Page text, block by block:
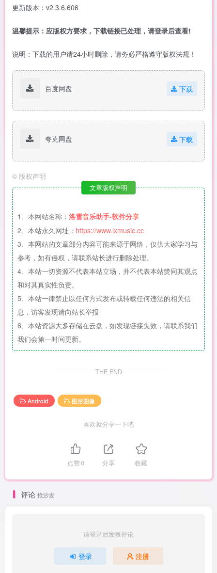
更新版本：v2.3.6.606
温馨提示：应版权方要求，下载链接已处理，请登录后查看!
说明：下载的用户请24小时删除，请务必严格遵守版权法规！
百度网盘 下载
夸克网盘 下载
© 版权声明
文章版权声明
1、本网站名称： 洛雪音乐助手-软件分享
2、本站永久网址： https://www.lxmusic.cc
3、本网站的文章部分内容可能来源于网络，仅供大家学习与
参考，如有侵权，请联系站长进行删除处理。
4、本站一切资源不代表本站立场，并不代表本站赞同其观点
和对其真实性负责。
5、本站一律禁止以任何方式发布或转载任何违法的相关信
息，访客发现请向站长举报
6、本站资源大多存储在云盘，如发现链接失效，请联系我们
我们会第一时间更新。
THE END
Android 图形图像
喜欢就分享一下吧
点赞0 分享 收藏
评论 抢沙发
请登录后发表评论
登录 注册